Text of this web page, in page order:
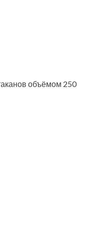
объёмом 250